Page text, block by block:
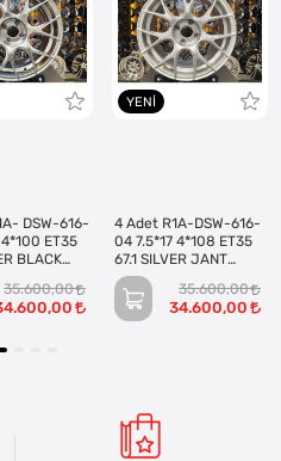
DSW-616-
ET35
35.600,00
YENI
4 Adet R1A-DSW-616-
04 7.5*17 4*108 ET35
67.1 SILVER JANT
(Takım)
35.600,00
34.600,00